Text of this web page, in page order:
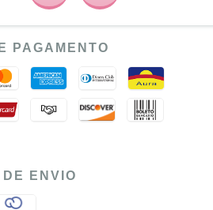
PAGAMENTO
DE ENVIO